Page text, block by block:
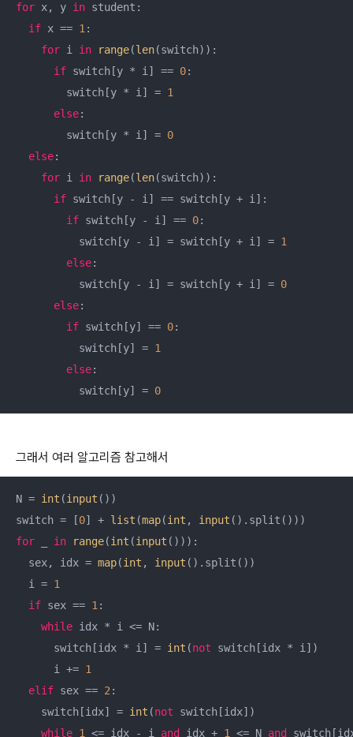
for x, y in student:
if x == 1 :
for i in range(len(switch)):
if switch[y * i] == 0:
        switch[y * i] =
1
else:
        switch[y * i] =
0
else:
for i in range(len(switch)):
if switch[y - i] == switch[y + i]:
if switch[y - i] == 0:
          switch[y - i] = switch[y + i] =
1
else:
          switch[y - i] = switch[y + i] =
0
else:
if switch[y] == 0:
          switch[y] =
1
else:
          switch[y] =
0
그래서 여러 알고리즘 참고해서
N = int (input ())
switch = [0] + list (map(int , input
for
in range(int (input ())):
  sex, idx =
map(int , input ().split())
  i =
1
if sex == 1 :
while idx * i <= N:
      switch[idx * i] =
int (not switch[idx * i])
      i +=
1
elif sex == 2 :
    switch[idx] =
int (not switch[idx])
while 1 <= idx - i and idx + 1 <= N and